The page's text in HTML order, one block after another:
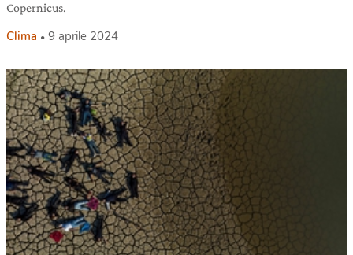
Copernicus.
Clima 9 aprile 2024